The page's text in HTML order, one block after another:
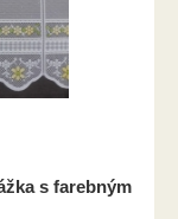
s farebným